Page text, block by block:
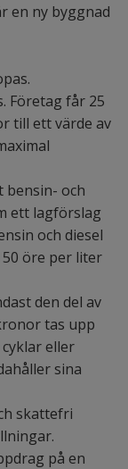
en ny byggnad
Företag får 25
till ett värde av
bensin- och
ett lagförslag
och diesel
öre per liter
den del av
tas upp
eller
sina
skattefri
på en